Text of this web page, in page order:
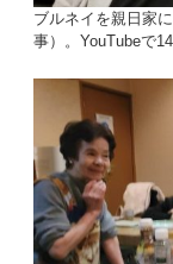
ブルネイを親日家
事）。YouTubeで